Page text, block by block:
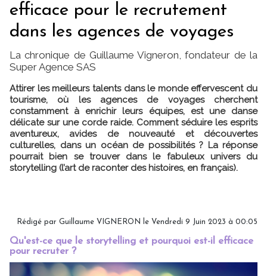
efficace pour le recrutement
dans les agences de voyages
La chronique de Guillaume Vigneron, fondateur de la
Super Agence SAS
Attirer les meilleurs talents dans le monde effervescent du
tourisme, où les agences de voyages cherchent
constamment à enrichir leurs équipes, est une danse
délicate sur une corde raide. Comment séduire les esprits
aventureux, avides de nouveauté et découvertes
culturelles, dans un océan de possibilités ? La réponse
pourrait bien se trouver dans le fabuleux univers du
storytelling (l’art de raconter des histoires, en français).
Rédigé par Guillaume VIGNERON le Vendredi 9 Juin 2023 à 00:05
Qu'est-ce que le storytelling et pourquoi est-il efficace
pour recruter ?